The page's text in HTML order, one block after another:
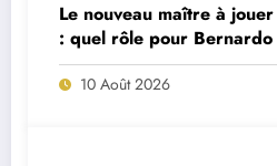
Le nouveau maître à
: quel rôle pour Bernardo
ordres de José Mourinho
10 Août 2026